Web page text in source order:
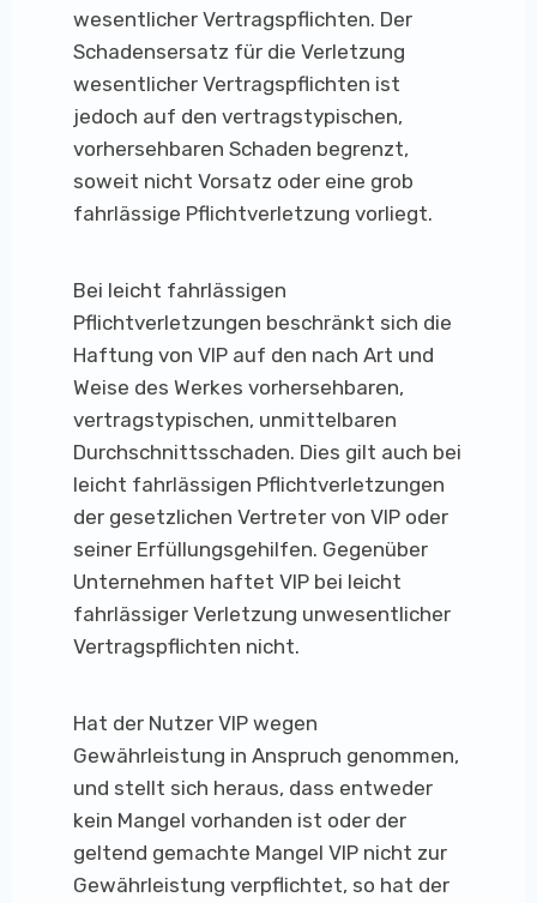
wesentlicher Vertragspflichten. Der
Schadensersatz für die Verletzung
wesentlicher Vertragspflichten ist
jedoch auf den vertragstypischen,
vorhersehbaren Schaden begrenzt,
soweit nicht Vorsatz oder eine grob
fahrlässige Pflichtverletzung vorliegt.
Bei leicht fahrlässigen
Pflichtverletzungen beschränkt sich die
Haftung von VIP auf den nach Art und
Weise des Werkes vorhersehbaren,
vertragstypischen, unmittelbaren
Durchschnittsschaden. Dies gilt auch bei
leicht fahrlässigen Pflichtverletzungen
der gesetzlichen Vertreter von VIP oder
seiner Erfüllungsgehilfen. Gegenüber
Unternehmen haftet VIP bei leicht
fahrlässiger Verletzung unwesentlicher
Vertragspflichten nicht.
Hat der Nutzer VIP wegen
Gewährleistung in Anspruch genommen,
und stellt sich heraus, dass entweder
kein Mangel vorhanden ist oder der
geltend gemachte Mangel VIP nicht zur
Gewährleistung verpflichtet, so hat der